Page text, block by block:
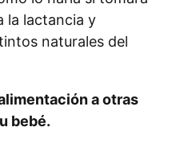
la lactancia y
naturales del
a otras
bebé.